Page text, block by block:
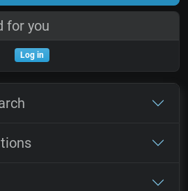
for you
Log in